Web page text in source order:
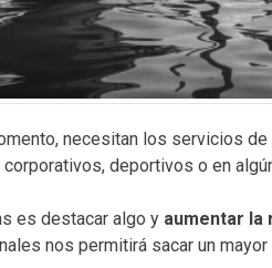
necesitan los servicios
deportivos o en
es destacar algo y aumentar la
nos permitirá sacar un